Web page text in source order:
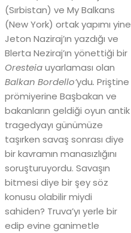
(Sırbistan) ve My Balkans
(New York) ortak yapımı yine
Jeton Naziraj’ın yazdığı ve
Blerta Neziraj’ın yönettiği bir
Oresteiauyarlaması olan
Balkan Bordello’ydu. Priştine
prömiyerine Başbakan ve
bakanların geldiği oyun antik
tragedyayı günümüze
taşırken savaş sonrası diye
bir kavramın manasızlığını
soruşturuyordu. Savaşın
bitmesi diye bir şey söz
konusu olabilir miydi
sahiden? Truva’yı yerle bir
edip evine ganimetle